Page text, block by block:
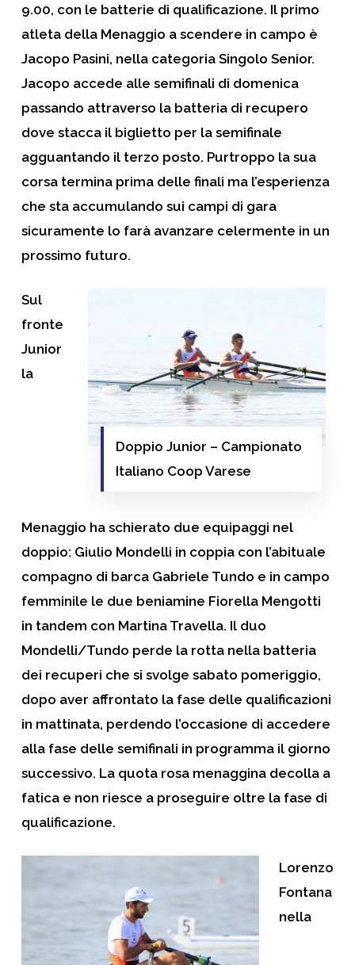
9.00, con le batterie di qualificazione. Il primo
atleta della Menaggio a scendere in campo è
Jacopo Pasini, nella categoria Singolo Senior.
Jacopo accede alle semifinali di domenica
passando attraverso la batteria di recupero
dove stacca il biglietto per la semifinale
agguantando il terzo posto. Purtroppo la sua
corsa termina prima delle finali ma l’esperienza
che sta accumulando sui campi di gara
sicuramente lo farà avanzare celermente in un
prossimo futuro.
Doppio Junior – Campionato
Italiano Coop Varese
Sul
fronte
Junior
la
Menaggio ha schierato due equipaggi nel
doppio: Giulio Mondelli in coppia con l’abituale
compagno di barca Gabriele Tundo e in campo
femminile le due beniamine Fiorella Mengotti
in tandem con Martina Travella. Il duo
Mondelli/Tundo perde la rotta nella batteria
dei recuperi che si svolge sabato pomeriggio,
dopo aver affrontato la fase delle qualificazioni
in mattinata, perdendo l’occasione di accedere
alla fase delle semifinali in programma il giorno
successivo. La quota rosa menaggina decolla a
fatica e non riesce a proseguire oltre la fase di
qualificazione.
Lorenzo
Fontana
nella